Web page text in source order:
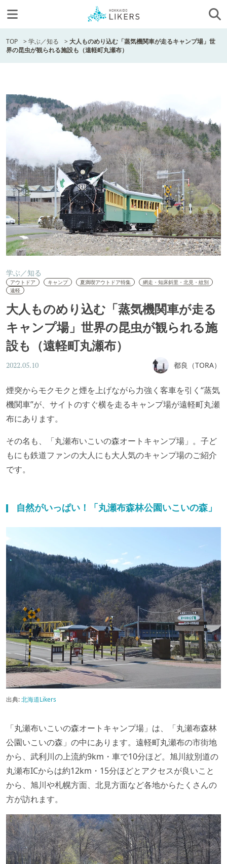
TOP >学ぶ／知る >大人ものめり込む「蒸気機関車が走るキャンプ場」世
界の昆虫が観られる施設も（遠軽町丸瀬布）
学ぶ／知る
アウトドア キャンプ 夏満喫アウトドア特集
網走・知床斜里・北見・紋別
遠軽
大人ものめり込む「蒸気機関車が走る
キャンプ場」世界の昆虫が観られる施
設も（遠軽町丸瀬布）
2022.05.10 都良（TORA）
煙突からモクモクと煙を上げながら力強く客車を引く“蒸気
機関車”が、サイトのすぐ横を走るキャンプ場が遠軽町丸瀬
布にあります。
その名も、「丸瀬布いこいの森オートキャンプ場」。子ど
もにも鉄道ファンの大人にも大人気のキャンプ場のご紹介
です。
自然がいっぱい！「丸瀬布森林公園いこいの森」
出典:北海道Likers
「丸瀬布いこいの森オートキャンプ場」は、「丸瀬布森林
公園いこいの森」の中にあります。遠軽町丸瀬布の市街地
から、武利川の上流約9km・車で10分ほど。旭川紋別道の
丸瀬布ICからは約12km・15分ほどとアクセスが良いこと
から、旭川や札幌方面、北見方面など各地からたくさんの
方が訪れます。